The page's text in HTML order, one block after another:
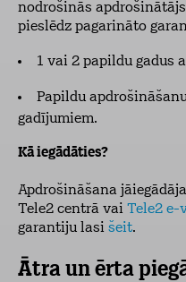
nodrošinās
pieslēdz pagarināto
1 vai 2 papildu gadus
Papildu
gadījumiem.
Kā iegādāties?
Apdrošināšana
Tele2 centrā vai Tele2 e-
garantiju lasi šeit.
Ātra un ērta